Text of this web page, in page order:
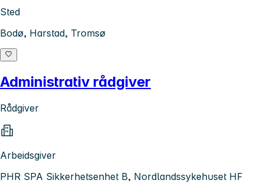
Sted
Bodø, Harstad, Tromsø
Administrativ rådgiver
Rådgiver
Arbeidsgiver
PHR SPA Sikkerhetsenhet B, Nordlandssykehuset HF